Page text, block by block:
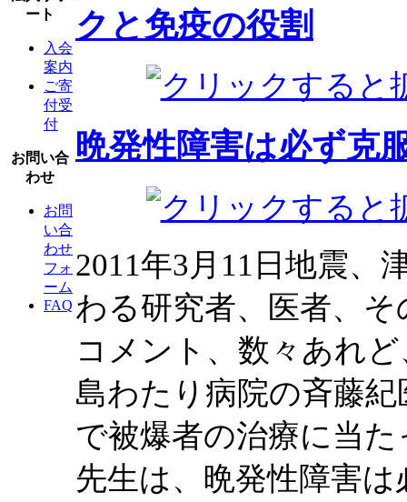
ート
入会
案内
ご寄
付受
付
お問い合
わせ
お問
い合
わせ
フォ
ーム
FAQ
クと免疫の役割
晩発性障害は必ず克
2011年3月11日地震、
わる研究者、医者、
コメント、数々あれ
島わたり病院の斉藤
で被爆者の治療に当
先生は、晩発性障害